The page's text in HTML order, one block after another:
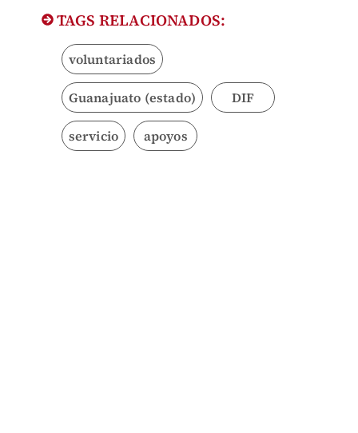
TAGS RELACIONADOS:
voluntariados
Guanajuato (estado) DIF
servicio apoyos